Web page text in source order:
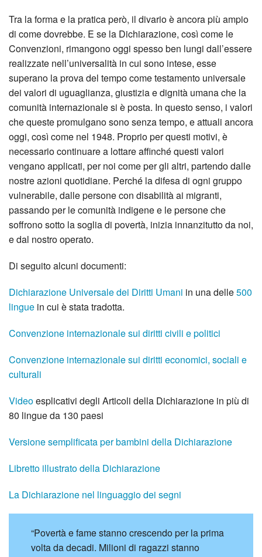
Tra la forma e la pratica però, il divario è ancora più ampio
di come dovrebbe. E se la Dichiarazione, così come le
Convenzioni, rimangono oggi spesso ben lungi dall’essere
realizzate nell’universalità in cui sono intese, esse
superano la prova del tempo come testamento universale
dei valori di uguaglianza, giustizia e dignità umana che la
comunità internazionale si è posta. In questo senso, i valori
che queste promulgano sono senza tempo, e attuali ancora
oggi, così come nel 1948. Proprio per questi motivi, è
necessario continuare a lottare affinché questi valori
vengano applicati, per noi come per gli altri, partendo dalle
nostre azioni quotidiane. Perché la difesa di ogni gruppo
vulnerabile, dalle persone con disabilità ai migranti,
passando per le comunità indigene e le persone che
soffrono sotto la soglia di povertà, inizia innanzitutto da noi,
e dal nostro operato.
Di seguito alcuni documenti:
Dichiarazione Universale dei Diritti Umani in una delle500
lingue in cui è stata tradotta.
Convenzione internazionale sui diritti civili e politici
Convenzione internazionale sui diritti economici, sociali e
culturali
Videoesplicativi degli Articoli della Dichiarazione in più di
80 lingue da 130 paesi
Versione semplificata per bambini della Dichiarazione
Libretto illustrato della Dichiarazione
La Dichiarazione nel linguaggio dei segni
“Povertà e fame stanno crescendo per la prima
volta da decadi. Milioni di ragazzi stanno